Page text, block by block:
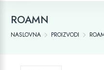
ROAMN
NASLOVNA PROIZVODI